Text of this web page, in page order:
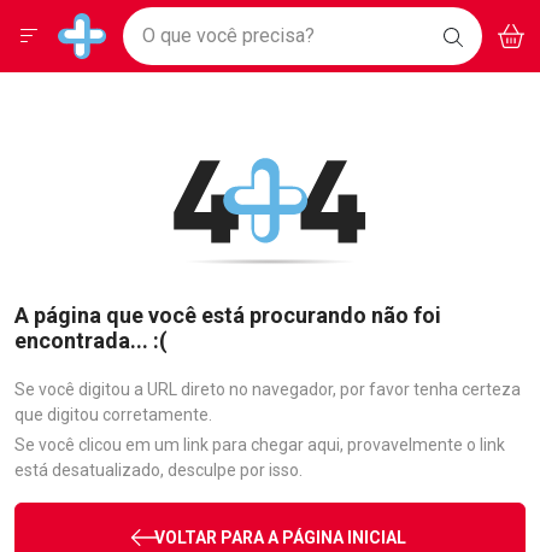
Drogarias Pacheco
Baixe nosso APP e aproveite Ofertas Exclusivas!
BAIXE
O APP
Ir direto para a home
pela página
Ir direto para o conteúdo
Ir direto para a busca
Ir direto para a notificações
Ir direto para o carrinho
Faça a sua busca
O que você precisa? BUSCAR
Menu
A página que você está procurando não foi
encontrada... :(
Se você digitou a URL direto no navegador, por favor tenha certeza
que digitou corretamente.
Se você clicou em um link para chegar aqui, provavelmente o link
está desatualizado, desculpe por isso.
VOLTAR PARA A PÁGINA INICIAL